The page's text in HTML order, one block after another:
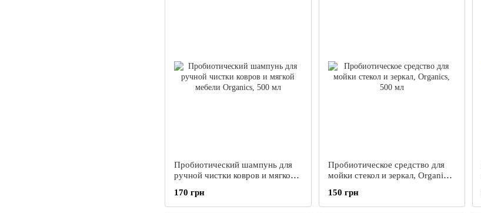
Пробиотический шампунь для
ручной чистки ковров и мягкой
170 грн
Пробиотическое средство для
мойки стекол и зеркал, Organics,
150 грн